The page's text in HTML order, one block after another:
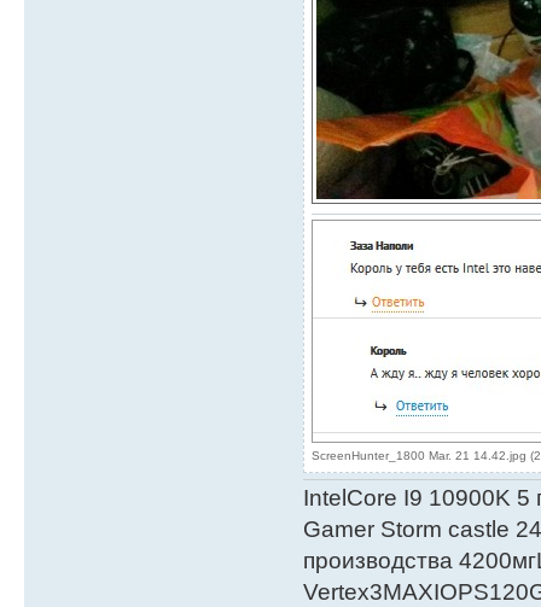
ScreenHunter_1800 Mar. 21 14.42.jpg
IntelСore I9 10900K 5
Gamer Storm castle
производства